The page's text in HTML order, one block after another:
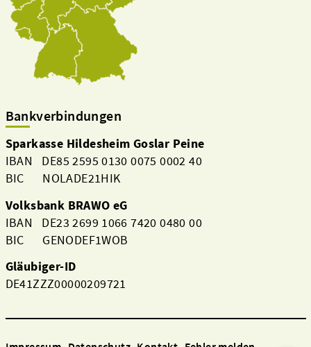
Bankverbindungen
Sparkasse Hildesheim Goslar Peine
IBAN DE85 2595 0130 0075 0002 40
BIC NOLADE21HIK
Volksbank BRAWO eG
IBAN DE23 2699 1066 7420 0480 00
BIC GENODEF1WOB
Gläubiger-ID
DE41ZZZ00000209721